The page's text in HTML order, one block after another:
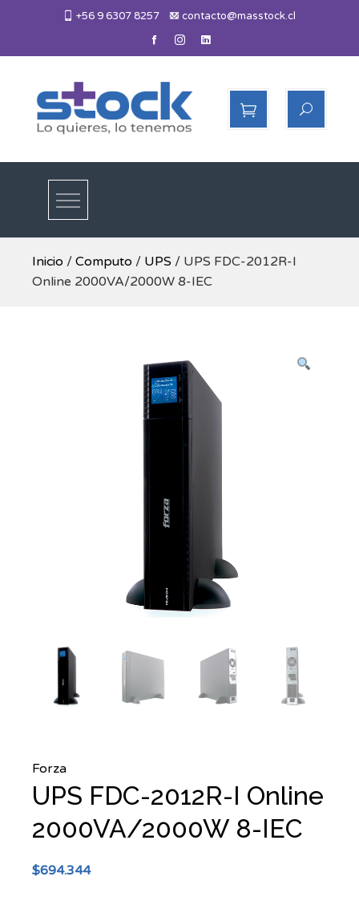
+56 9 6307 8257 contacto@masstock.cl
Más Stock
Inicio / Computo / UPS / UPS FDC-2012R-I
Online 2000VA/2000W 8-IEC
Forza
UPS FDC-2012R-I Online
2000VA/2000W 8-IEC
$694.344